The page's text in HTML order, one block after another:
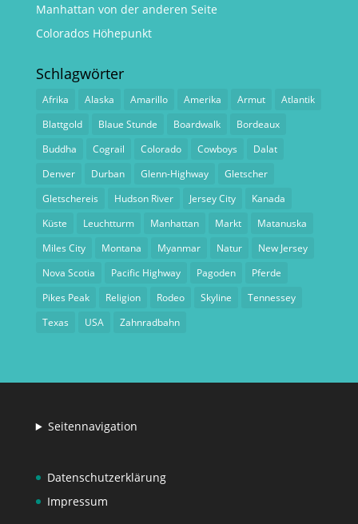
Manhattan von der anderen Seite
Colorados Höhepunkt
Schlagwörter
Afrika Alaska Amarillo Amerika Armut
Atlantik
Blattgold
Blaue Stunde Boardwalk
Bordeaux
Buddha
Cograil Colorado Cowboys
Dalat
Denver
Durban Glenn-Highway
Gletscher
Gletschereis
Hudson River Jersey City
Kanada
Küste
Leuchtturm Manhattan Markt
Matanuska
Miles City
Montana Myanmar Natur
New Jersey
Nova Scotia
Pacific Highway Pagoden
Pferde
Pikes Peak
Religion Rodeo Skyline
Tennessey
Texas
USA Zahnradbahn
Seitennavigation
Datenschutzerklärung
Impressum